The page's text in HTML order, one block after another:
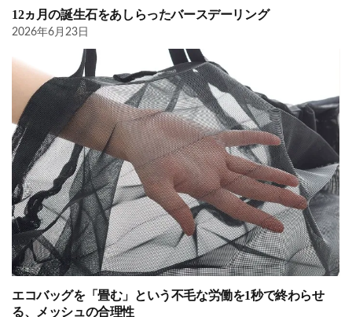
12ヵ月の誕生石をあしらったバースデーリング
2026年6月23日
エコバッグを「畳む」という不毛な労働を1秒で終わらせ
る、メッシュの合理性